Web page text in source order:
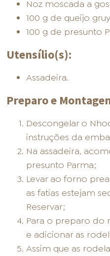
Noz moscada a
100 g de queijo
100 g de presunto
Utensílio(s):
Assadeira.
Preparo e
Descongelar o
instruções da
Na assadeira,
presunto Parma;
Levar ao forno
as fatias estejam
Reservar;
Para o preparo do
e adicionar as
Assim que as